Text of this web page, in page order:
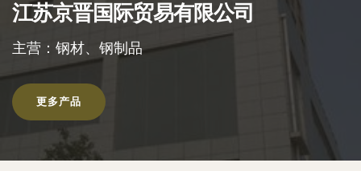
江苏京晋国际贸易有限公司
主营：钢材、钢制品
更多产品